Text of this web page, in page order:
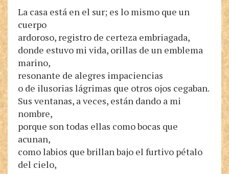
La casa está en el sur; es lo mismo que un
cuerpo
ardoroso, registro de certeza embriagada,
donde estuvo mi vida, orillas de un emblema
marino,
resonante de alegres impaciencias
o de ilusorias lágrimas que otros ojos cegaban.
Sus ventanas, a veces, están dando a mi
nombre,
porque son todas ellas como bocas que
acunan,
como labios que brillan bajo el furtivo pétalo
del cielo,